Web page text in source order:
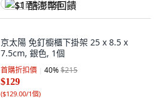
$1 酷澎幣回饋
京太陽 免釘櫥櫃下掛架 25 x 8.5 x
7.5cm, 銀色, 1個
首購折扣價 40%$215
$129
($129.00/1個)